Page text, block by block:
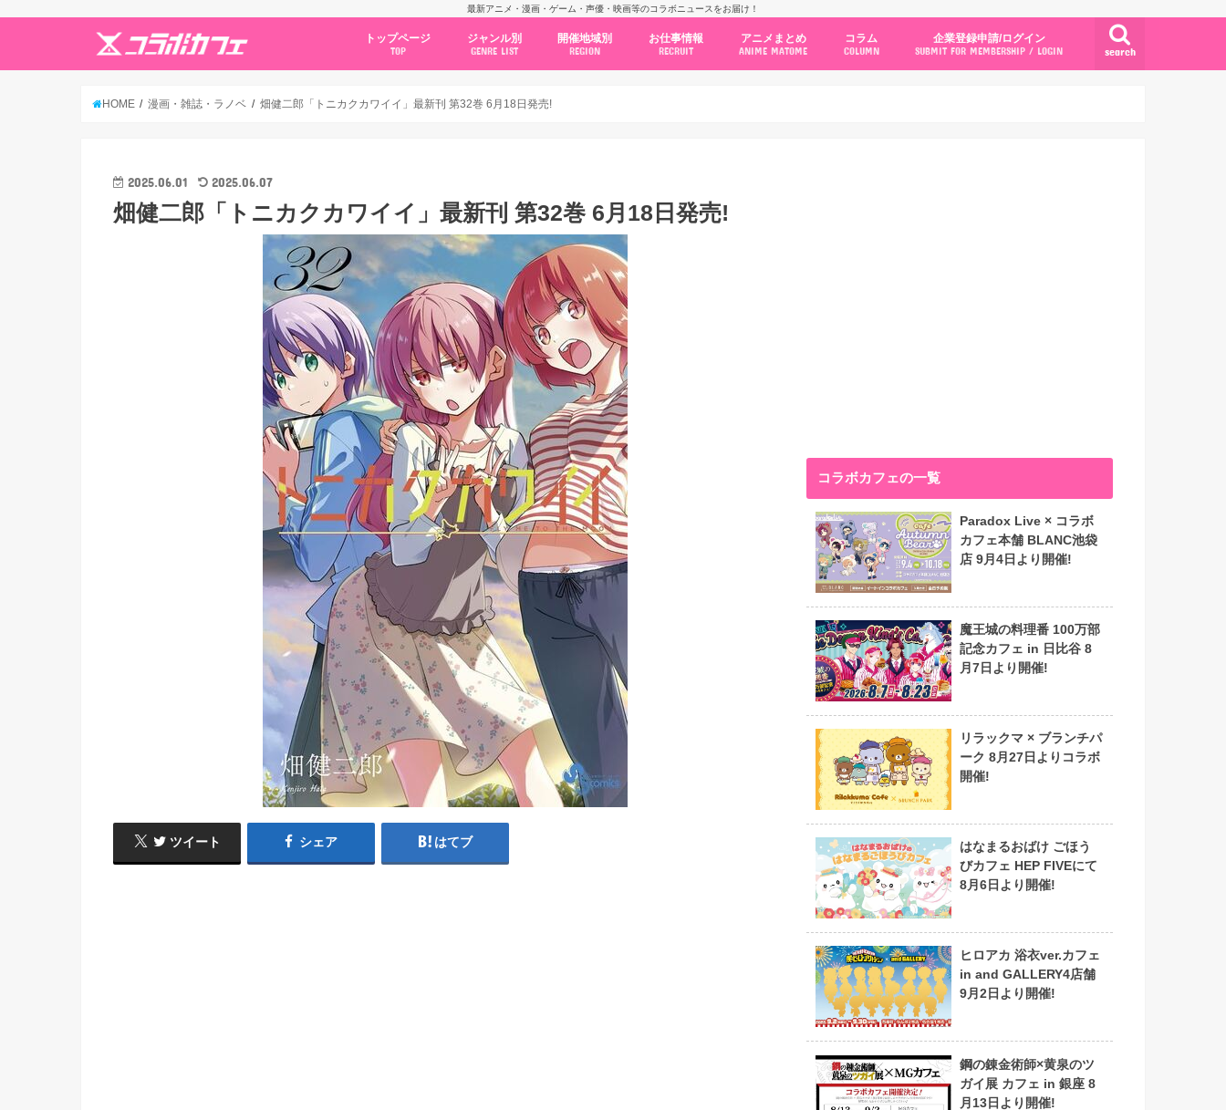
最新アニメ・漫画・ゲーム・声優・映画等のコラボニュースをお届け！
search
トップページ
TOP
ジャンル別
GENRE LIST
開催地域別
REGION
お仕事情報
RECRUIT
アニメまとめ
ANIME MATOME
コラム
COLUMN
企業登録申請/ログイン
SUBMIT FOR MEMBERSHIP / LOGIN
HOME 漫画・雑誌・ラノベ 畑健二郎「トニカクカワイイ」最新刊 第32巻 6月18日発売!
2025.06.01 2025.06.07
畑健二郎「トニカクカワイイ」最新刊 第32巻 6月18日発売!
ツイート シェア はてブ
コラボカフェの一覧
Paradox Live × コラボ
カフェ本舗 BLANC池袋
店 9月4日より開催!
魔王城の料理番 100万部
記念カフェ in 日比谷 8
月7日より開催!
リラックマ × ブランチパ
ーク 8月27日よりコラボ
開催!
はなまるおばけ ごほう
びカフェ HEP FIVEにて
8月6日より開催!
ヒロアカ 浴衣ver.カフェ
in and GALLERY4店舗
9月2日より開催!
鋼の錬金術師×黄泉のツ
ガイ展 カフェ in 銀座 8
月13日より開催!